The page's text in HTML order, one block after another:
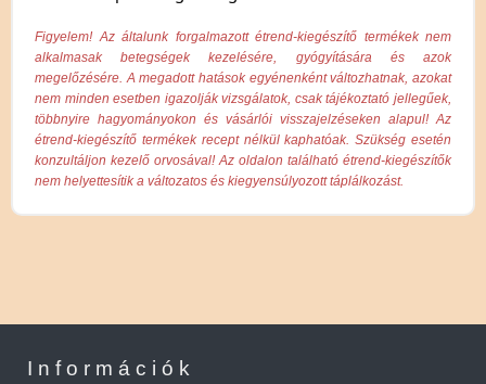
Figyelem! Az általunk forgalmazott étrend-kiegészítő termékek nem
alkalmasak betegségek kezelésére, gyógyítására és azok
megelőzésére. A megadott hatások egyénenként változhatnak, azokat
nem minden esetben igazolják vizsgálatok, csak tájékoztató jellegűek,
többnyire hagyományokon és vásárlói visszajelzéseken alapul! Az
étrend-kiegészítő termékek recept nélkül kaphatóak. Szükség esetén
konzultáljon kezelő orvosával! Az oldalon található étrend-kiegészítők
nem helyettesítik a változatos és kiegyensúlyozott táplálkozást.
Információk